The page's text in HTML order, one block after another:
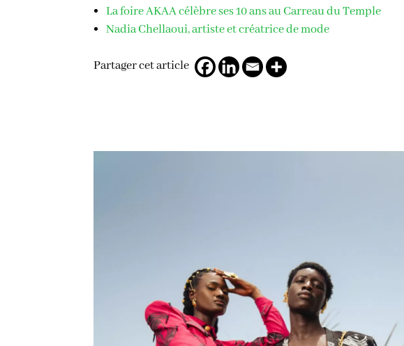
La foire AKAA célèbre ses 10 ans au Carreau du Temple
Nadia Chellaoui, artiste et créatrice de mode
Partager cet article